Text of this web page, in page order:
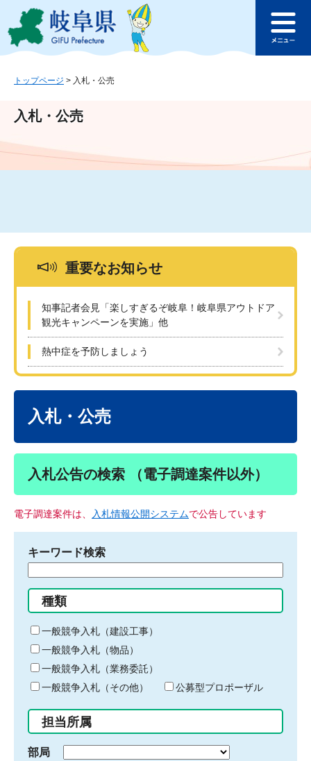
ジ
ュ
文
このページの本文へ
ュ
トップページ > 入札・公売
入札・公売
重要なお知らせ
知事記者会見「楽しすぎるぞ岐阜！岐阜県アウトドア
観光キャンペーンを実施」他
熱中症を予防しましょう
入札・公売
入札公告の検索 （電子調達案件以外）
電子調達案件は、 入札情報公開システムで公告しています
キーワード検索
る
キ
ー
ワ
ー
ド
入
力
種類
一般競争入札（建設工事）
一般競争入札（物品）
一般競争入札（業務委託）
一般競争入札（その他）
公募型プロポーザル
担当所属
部局